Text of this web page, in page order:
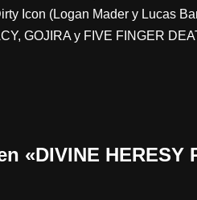
Icon (Logan Mader y Lucas
GOJIRA y FIVE FINGER
«DIVINE HERESY